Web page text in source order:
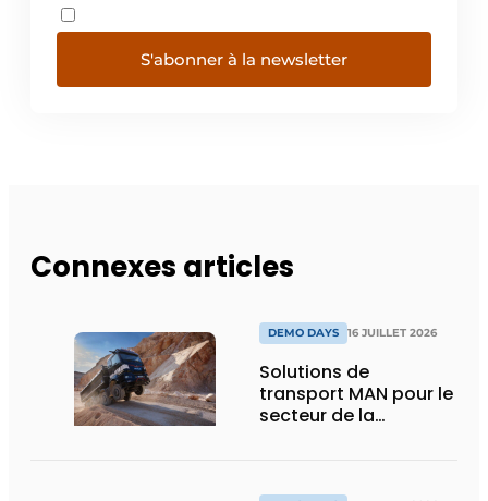
S'abonner à la newsletter
Connexes articles
DEMO DAYS 16 JUILLET 2026
Solutions de
transport MAN pour le
secteur de la